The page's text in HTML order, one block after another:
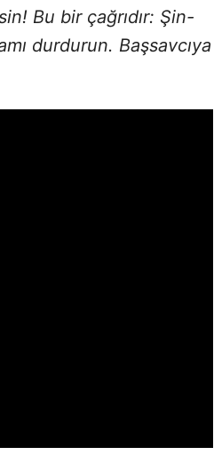
Bu bir çağrıdır: Şin-
durdurun. Başsavcıya